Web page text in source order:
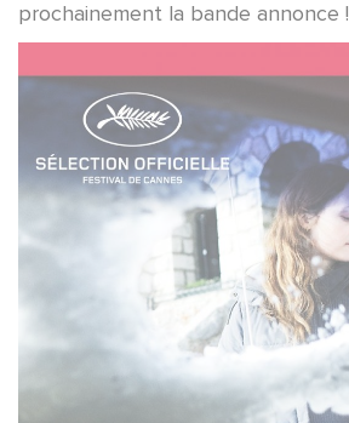
prochainement la bande annonce !